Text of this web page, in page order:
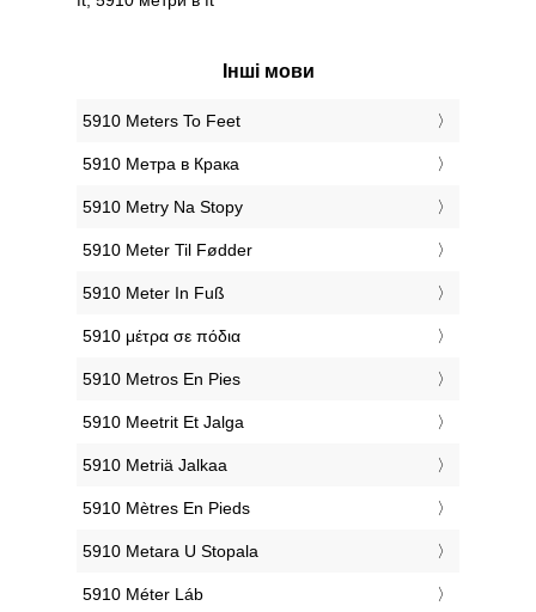
Інші мови
‎5910 Meters To Feet
‎5910 Метра в Крака
‎5910 Metry Na Stopy
‎5910 Meter Til Fødder
‎5910 Meter In Fuß
‎5910 μέτρα σε πόδια
‎5910 Metros En Pies
‎5910 Meetrit Et Jalga
‎5910 Metriä Jalkaa
‎5910 Mètres En Pieds
‎5910 Metara U Stopala
‎5910 Méter Láb